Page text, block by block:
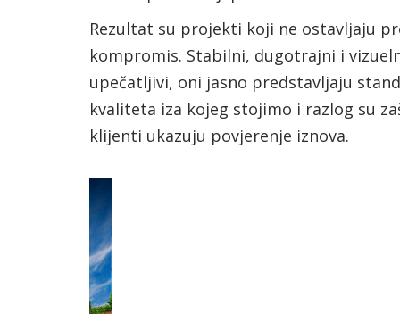
Rezultat su projekti koji ne ostavljaju
kompromis. Stabilni, dugotrajni i
upečatljivi, oni jasno predstavljaju
kvaliteta iza kojeg stojimo i razlog su
klijenti ukazuju povjerenje iznova.